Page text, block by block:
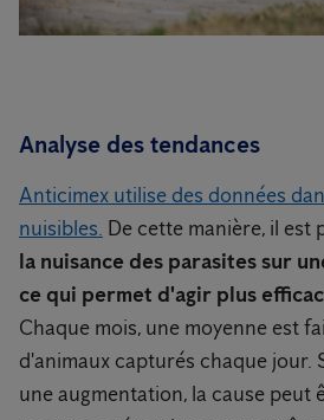
Analyse des tendances
Anticimex utilise des données
nuisibles. De cette manière, il est
la nuisance des parasites sur
ce qui permet d'agir plus
Chaque mois, une moyenne est
d'animaux capturés chaque jour.
une augmentation, la cause peut